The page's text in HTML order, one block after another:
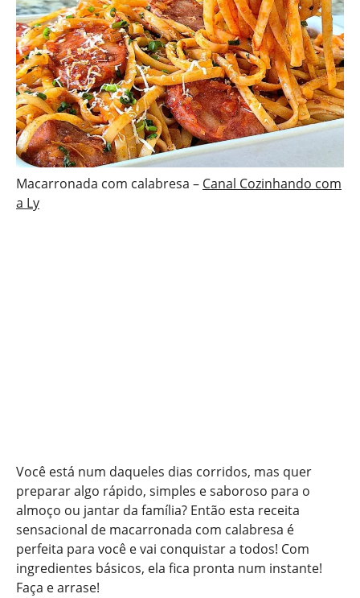
Macarronada com calabresa – Canal Cozinhando com
a Ly
Você está num daqueles dias corridos, mas quer
preparar algo rápido, simples e saboroso para o
almoço ou jantar da família? Então esta receita
sensacional de macarronada com calabresa é
perfeita para você e vai conquistar a todos! Com
ingredientes básicos, ela fica pronta num instante!
Faça e arrase!